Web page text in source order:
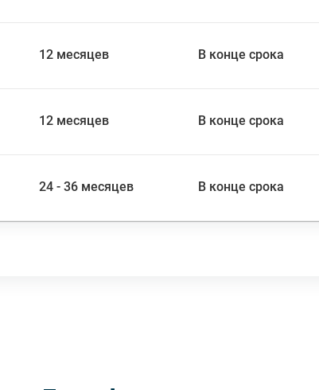
12 месяцев В конце срока
12 месяцев В конце срока
24 - 36 месяцев В конце срока